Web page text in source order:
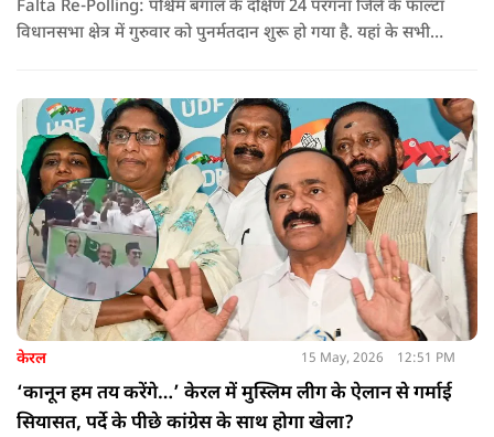
Falta Re-Polling: पश्चिम बंगाल के दक्षिण 24 परगना जिले के फाल्टा
विधानसभा क्षेत्र में गुरुवार को पुनर्मतदान शुरू हो गया है. यहां के सभी
केरल 15 May, 2026 12:51 PM
‘कानून हम तय करेंगे…’ केरल में मुस्लिम लीग के ऐलान से गर्माई
सियासत, पर्दे के पीछे कांग्रेस के साथ होगा खेला?